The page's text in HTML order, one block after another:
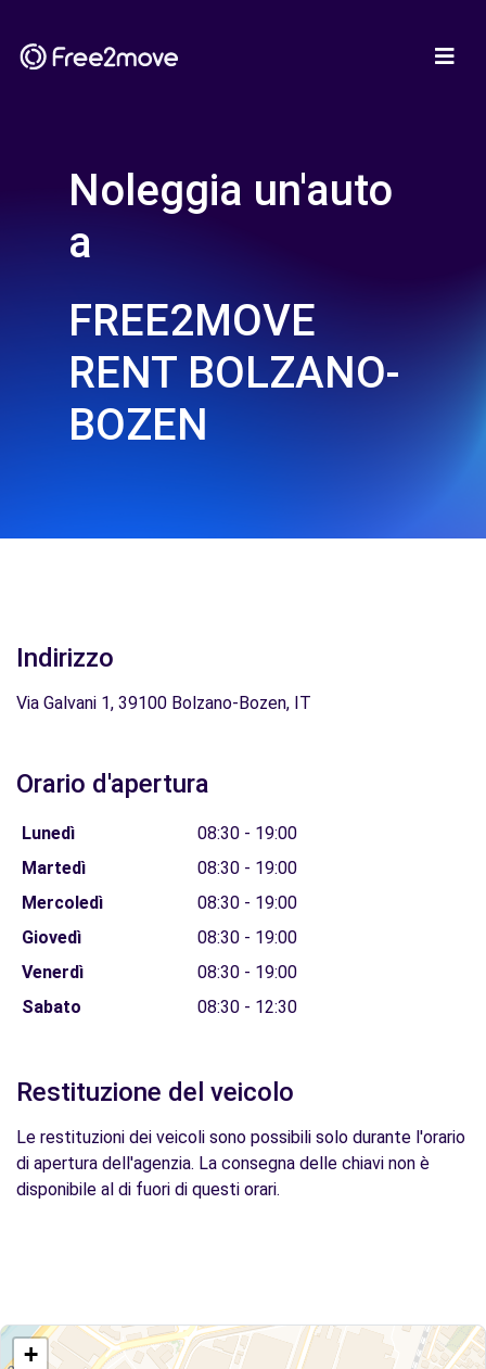
Noleggia un'auto
a
FREE2MOVE
RENT BOLZANO-
BOZEN
Indirizzo
Via Galvani 1, 39100 Bolzano-Bozen, IT
Orario d'apertura
Lunedì
08:30 - 19:00
Martedì
08:30 - 19:00
Mercoledì
08:30 - 19:00
Giovedì
08:30 - 19:00
Venerdì
08:30 - 19:00
Sabato
08:30 - 12:30
Restituzione del veicolo
Le restituzioni dei veicoli sono possibili solo durante l'orario
di apertura dell'agenzia. La consegna delle chiavi non è
disponibile al di fuori di questi orari.
+